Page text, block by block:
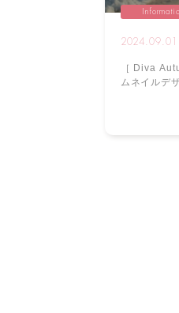
2024.09.01
［ Diva
ムネイルデ